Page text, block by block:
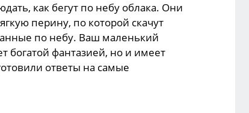
как бегут по небу облака. Они
перину, по которой скачут
по небу. Ваш маленький
богатой фантазией, но и имеет
ответы на самые